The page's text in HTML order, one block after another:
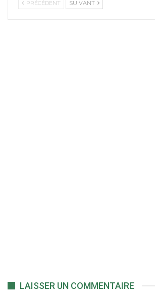
PRÉCÉDENT SUIVANT
LAISSER UN COMMENTAIRE